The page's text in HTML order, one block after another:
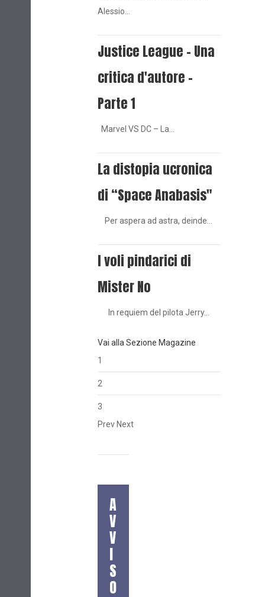
Alessio…
Justice League - Una
critica d'autore -
Parte 1
Marvel VS DC – La…
La distopia ucronica
di “Space Anabasis"
Per aspera ad astra, deinde…
I voli pindarici di
Mister No
In requiem del pilota Jerry…
Vai alla Sezione Magazine
1
2
3
Prev Next
A
V
V
I
S
O